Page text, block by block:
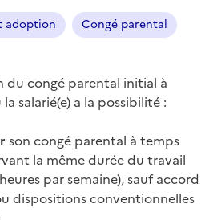
adoption Congé parental
du congé parental initial à
salarié(e) a la possibilité :
son congé parental à temps
la même durée du travail
par semaine), sauf accord
dispositions conventionnelles